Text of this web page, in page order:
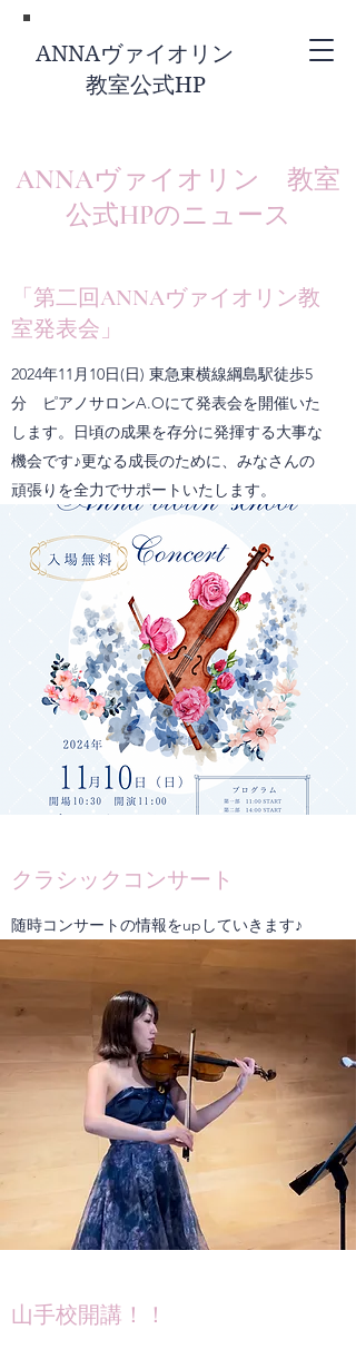
ANNAヴァイオリン
教室公式HP
ANNAヴァイオリン 教室
公式HPのニュース
「第二回ANNAヴァイオリン教
室発表会」
2024年11月10日(日) 東急東横線綱島駅徒歩5
分 ピアノサロンA.Oにて発表会を開催いた
します。日頃の成果を存分に発揮する大事な
機会です♪更なる成長のために、みなさんの
頑張りを全力でサポートいたします。
クラシックコンサート
随時コンサートの情報をupしていきます♪
山手校開講！！